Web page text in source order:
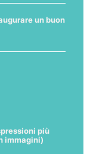
un buon
più
immagini)